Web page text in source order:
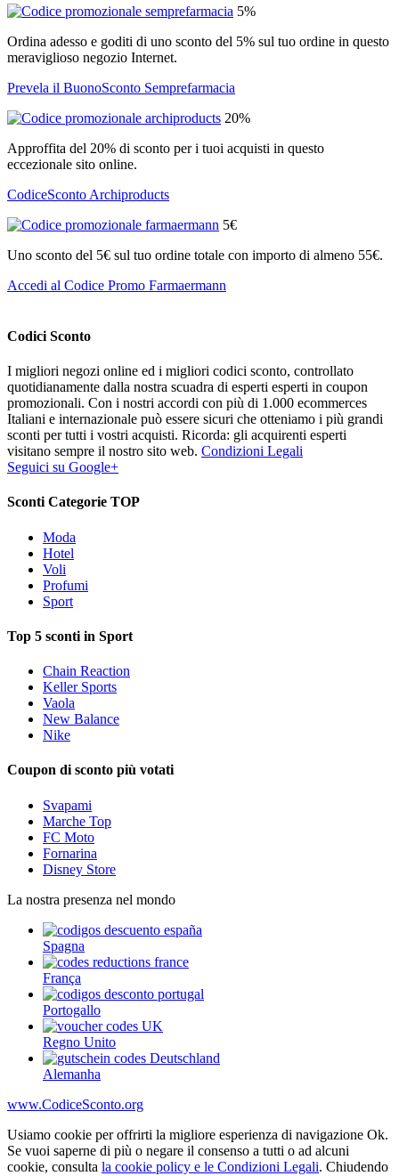
5%
Ordina adesso e goditi di uno sconto del 5% sul tuo ordine in questo
meraviglioso negozio Internet.
Prevela il BuonoSconto Semprefarmacia
20%
Approffita del 20% di sconto per i tuoi acquisti in questo
eccezionale sito online.
CodiceSconto Archiproducts
5€
Uno sconto del 5€ sul tuo ordine totale con importo di almeno 55€.
Accedi al Codice Promo Farmaermann
Codici Sconto
I migliori negozi online ed i migliori codici sconto, controllato
quotidianamente dalla nostra scuadra di esperti esperti in coupon
promozionali. Con i nostri accordi con più di 1.000 ecommerces
Italiani e internazionale può essere sicuri che otteniamo i più grandi
sconti per tutti i vostri acquisti. Ricorda: gli acquirenti esperti
visitano sempre il nostro sito web. Condizioni Legali
Seguici su Google+
Sconti Categorie TOP
Moda
Hotel
Voli
Profumi
Sport
Top 5 sconti in Sport
Chain Reaction
Keller Sports
Vaola
New Balance
Nike
Coupon di sconto più votati
Svapami
Marche Top
FC Moto
Fornarina
Disney Store
La nostra presenza nel mondo
Spagna
França
Portogallo
Regno Unito
Alemanha
www.CodiceSconto.org
Usiamo cookie per offrirti la migliore esperienza di navigazione Ok.
Se vuoi saperne di più o negare il consenso a tutti o ad alcuni
cookie, consulta la cookie policy e le Condizioni Legali. Chiudendo